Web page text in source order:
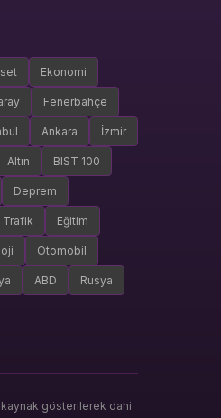
Ekonomi
Fenerbahçe
Ankara İzmir
Altın BIST 100
Deprem
Trafik Eğitim
Otomobil
ABD Rusya
gösterilerek dahi